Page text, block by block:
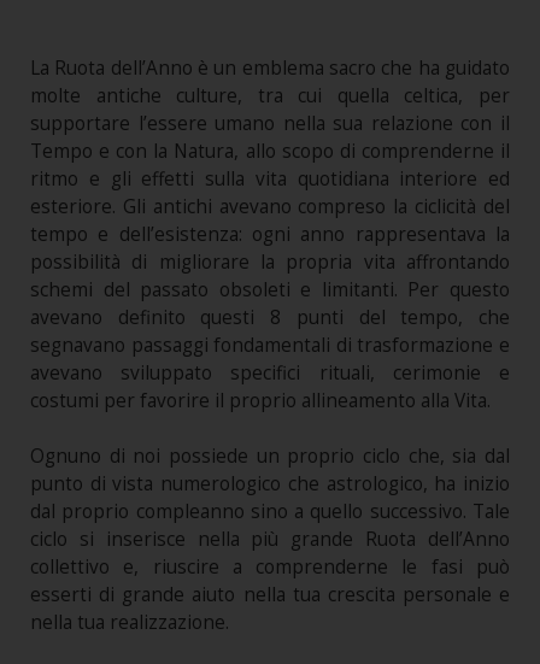
La Ruota dell’Anno è un emblema sacro che ha guidato
molte antiche culture, tra cui quella celtica, per
supportare l’essere umano nella sua relazione con il
Tempo e con la Natura, allo scopo di comprenderne il
ritmo e gli effetti sulla vita quotidiana interiore ed
esteriore. Gli antichi avevano compreso la ciclicità del
tempo e dell’esistenza: ogni anno rappresentava la
possibilità di migliorare la propria vita affrontando
schemi del passato obsoleti e limitanti. Per questo
avevano definito questi 8 punti del tempo, che
segnavano passaggi fondamentali di trasformazione e
avevano sviluppato specifici rituali, cerimonie e
costumi per favorire il proprio allineamento alla Vita.
Ognuno di noi possiede un proprio ciclo che, sia dal
punto di vista numerologico che astrologico, ha inizio
dal proprio compleanno sino a quello successivo. Tale
ciclo si inserisce nella più grande Ruota dell’Anno
collettivo e, riuscire a comprenderne le fasi può
esserti di grande aiuto nella tua crescita personale e
nella tua realizzazione.